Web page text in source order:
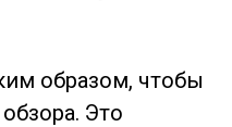
образом, чтобы
Это